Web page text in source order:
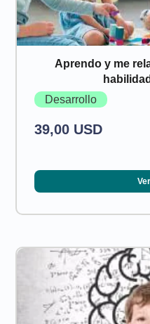
Aprendo y me
Desarrollo
39,00 USD